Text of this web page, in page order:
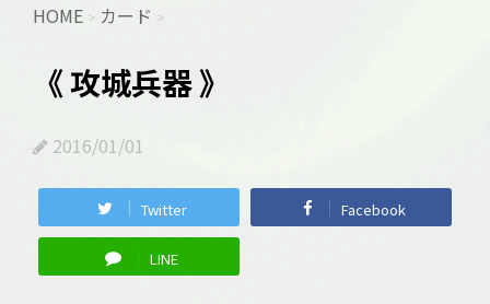
HOME > カード >
《 攻城兵器 》
2016/01/01
Twitter Facebook
LINE